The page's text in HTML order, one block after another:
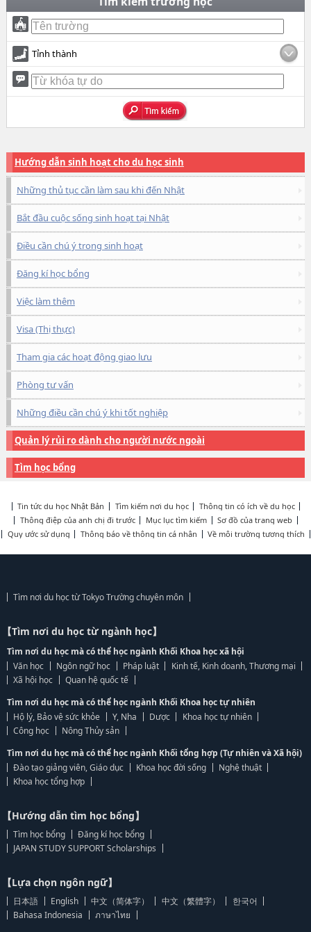
Tỉnh thành
Hướng dẫn sinh hoạt cho du học sinh
Những thủ tục cần làm sau khi đến Nhật
Bắt đầu cuộc sống sinh hoạt tại Nhật
Điều cần chú ý trong sinh hoạt
Đăng kí học bổng
Việc làm thêm
Visa (Thị thực)
Tham gia các hoạt động giao lưu
Phòng tư vấn
Những điều cần chú ý khi tốt nghiệp
Quản lý rủi ro dành cho người nước ngoài
Tìm học bổng
Tin tức du học Nhật Bản Tìm kiếm nơi du học
Thông tin có ích về du học
Thông điệp của anh chị đi trước
Mục lục tìm kiếm
Sơ đồ của trang web
Quy ước sử dụng
Thông báo về thông tin cá nhân Về môi trường tương thích
Tìm nơi du học từ Tokyo Trường chuyên môn
【Tìm nơi du học từ ngành học】
Tìm nơi du học mà có thể học ngành Khối Khoa học xã hội
Văn học
Ngôn ngữ học Pháp luật
Kinh tế, Kinh doanh, Thương mại
Xã hội học
Quan hệ quốc tế
Tìm nơi du học mà có thể học ngành Khối Khoa học tự nhiên
Hộ lý, Bảo vệ sức khỏe
Y, Nha Dược
Khoa học tự nhiên
Công học
Nông Thủy sản
Tìm nơi du học mà có thể học ngành Khối tổng hợp (Tự nhiên và Xã hội)
Đào tạo giảng viên, Giáo dục
Khoa học đời sống
Nghệ thuật
Khoa học tổng hợp
【Hướng dẫn tìm học bổng】
Tìm học bổng
Đăng kí học bổng
JAPAN STUDY SUPPORT Scholarships
【Lựa chọn ngôn ngữ】
日本語 English 中文（简体字） 中文（繁體字）
한국어
Bahasa Indonesia
ภาษาไทย